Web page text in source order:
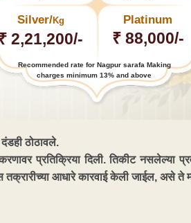
Silver/Kg
2,21,200/-
Platinum
₹ 88,000/-
Recommended rate for Nagpur sarafa Making
charges minimum 13% and above
ठोठावले.
प्रतिक्रिया दिली. तिकीट नसलेल्या
आधारे कारवाई केली जाईल, असे ते